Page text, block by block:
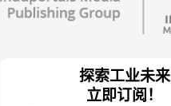
探索工业未来
立即订阅！